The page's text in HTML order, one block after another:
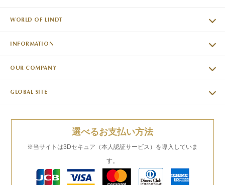
WORLD OF LINDT
INFORMATION
OUR COMPANY
GLOBAL SITE
選べるお支払い方法
※当サイトは3Dセキュア（本人認証サービス）を導入していま
す。